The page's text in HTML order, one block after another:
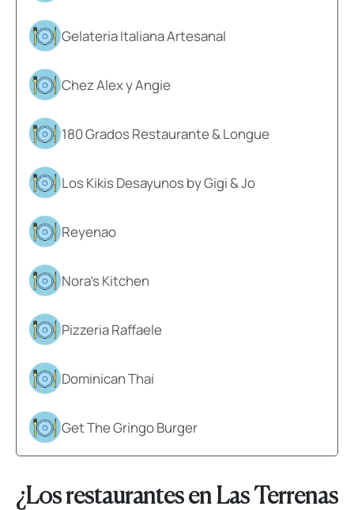
Gelateria Italiana Artesanal
Chez Alex y Angie
180 Grados Restaurante & Longue
Los Kikis Desayunos by Gigi & Jo
Reyenao
Nora’s Kitchen
Pizzeria Raffaele
Dominican Thai
Get The Gringo Burger
¿Los restaurantes en Las Terrenas